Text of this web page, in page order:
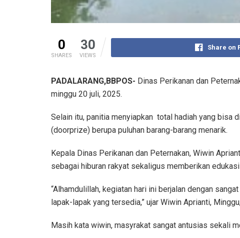
0
SHARES
30
VIEWS
Share on
PADALARANG,BBPOS- Dinas Perikanan dan
minggu 20 juli, 2025.
Selain itu, panitia menyiapkan total hadiah yang bisa
(doorprize) berupa puluhan barang-barang menarik.
Kepala Dinas Perikanan dan Peternakan, Wiwin
sebagai hiburan rakyat sekaligus memberikan
“Alhamdulillah, kegiatan hari ini berjalan dengan
lapak-lapak yang tersedia,” ujar Wiwin Aprianti,
Masih kata wiwin, masyrakat sangat antusias sekali